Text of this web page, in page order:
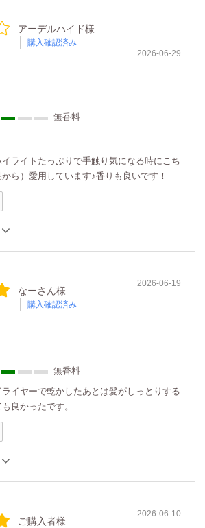
チブラ #ヤギ乳 #ゴートミ
ルク #肌に優しい ドラッグ
ストアやamazonなどで気軽
750ml 税込1848円 リペアト
アーデルハイド様
購入確認済み
2026-06-29
無香料
ライトたっぷりで手触り気になる時にこち
ら）愛用しています♪香りも良いです！
なーさん様
購入確認済み
2026-06-19
無香料
イヤーで乾かしたあとは髪がしっとりする
良かったです。
ご購入者様
2026-06-10